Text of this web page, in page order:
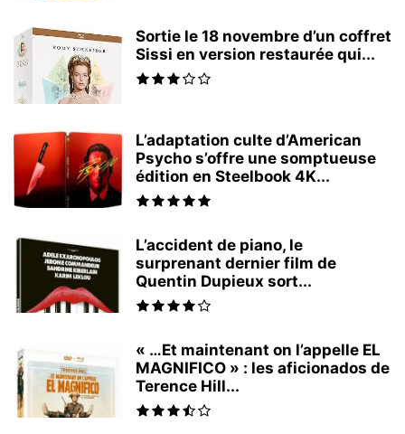
Sortie le 18 novembre d’un coffret
Sissi en version restaurée qui...
L’adaptation culte d’American
Psycho s’offre une somptueuse
édition en Steelbook 4K...
L’accident de piano, le
surprenant dernier film de
Quentin Dupieux sort...
« …Et maintenant on l’appelle EL
MAGNIFICO » : les aficionados de
Terence Hill...